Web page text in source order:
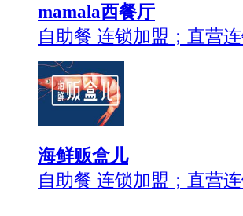
mamala西餐厅
自助餐 连锁加盟；直营
海鲜贩盒儿
自助餐 连锁加盟；直营